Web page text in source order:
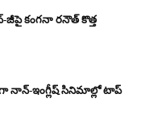
జీపై కంగనా రనౌత్ కొత్త
నాన్-ఇంగ్లీష్ సినిమాల్లో టాప్